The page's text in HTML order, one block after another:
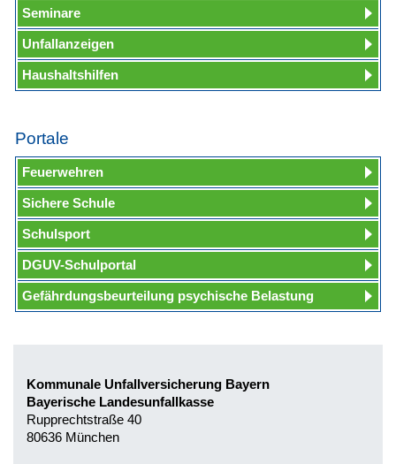
Seminare
Unfallanzeigen
Haushaltshilfen
Portale
Feuerwehren
Sichere Schule
Schulsport
DGUV-Schulportal
Gefährdungsbeurteilung psychische Belastung
Kommunale Unfallversicherung Bayern
Bayerische Landesunfallkasse
Rupprechtstraße 40
80636 München